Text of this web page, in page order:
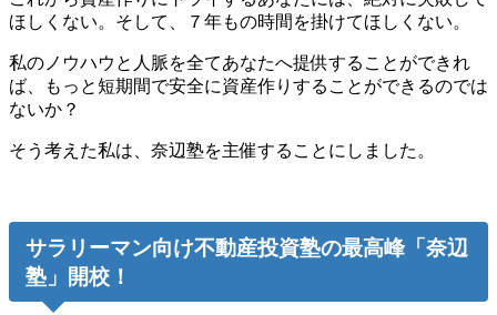
ほしくない。そして、７年もの時間を掛けてほしくない。
私のノウハウと人脈を全てあなたへ提供することができれ
ば、もっと短期間で安全に資産作りすることができるのでは
ないか？
そう考えた私は、奈辺塾を主催することにしました。
サラリーマン向け不動産投資塾の最高峰「奈辺
塾」開校！